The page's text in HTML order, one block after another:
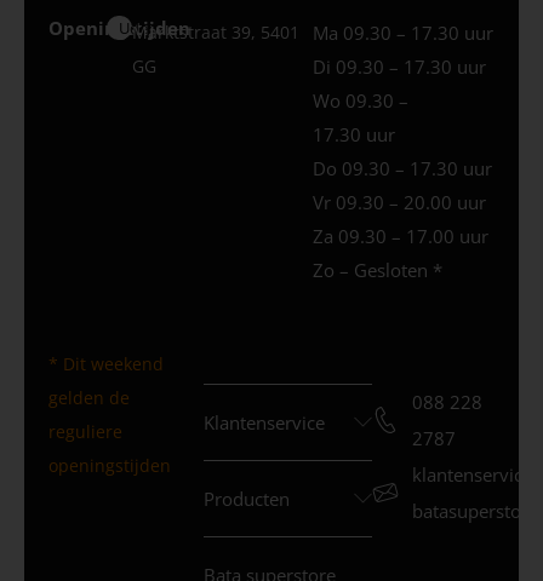
Openingstijden
Uden
Marktstraat 39, 5401
GG
Ma 09.30 – 17.30 uur
Di 09.30 – 17.30 uur
Wo 09.30 –
17.30 uur
Do 09.30 – 17.30 uur
Vr 09.30 – 20.00 uur
Za 09.30 – 17.00 uur
Zo – Gesloten *
* Dit weekend
gelden de
reguliere
openingstijden
Klantenservice
Producten
Bata superstore
088 228
2787